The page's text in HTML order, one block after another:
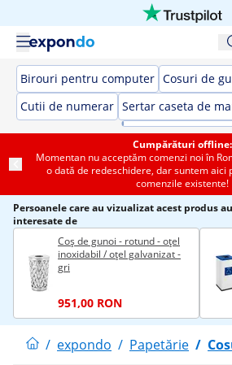
Birouri pentru computer Cosuri de
Cutii de numerar Sertar caseta de
Cumpărături offline:
Momentan nu acceptăm comenzi noi în
o dată de redeschidere, dar suntem aici
comenzile existente!
Persoanele care au vizualizat acest produs
interesate de
Coș de gunoi - rotund - oțel
inoxidabil / oțel galvanizat -
gri
951,00 RON
/ expondo / Papetărie /